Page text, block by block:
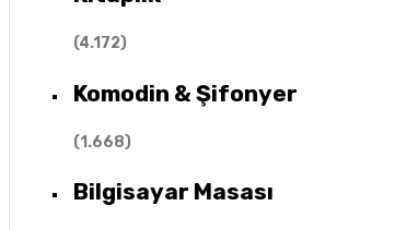
(4.172)
Komodin & Şifonyer
(1.668)
Bilgisayar Masası